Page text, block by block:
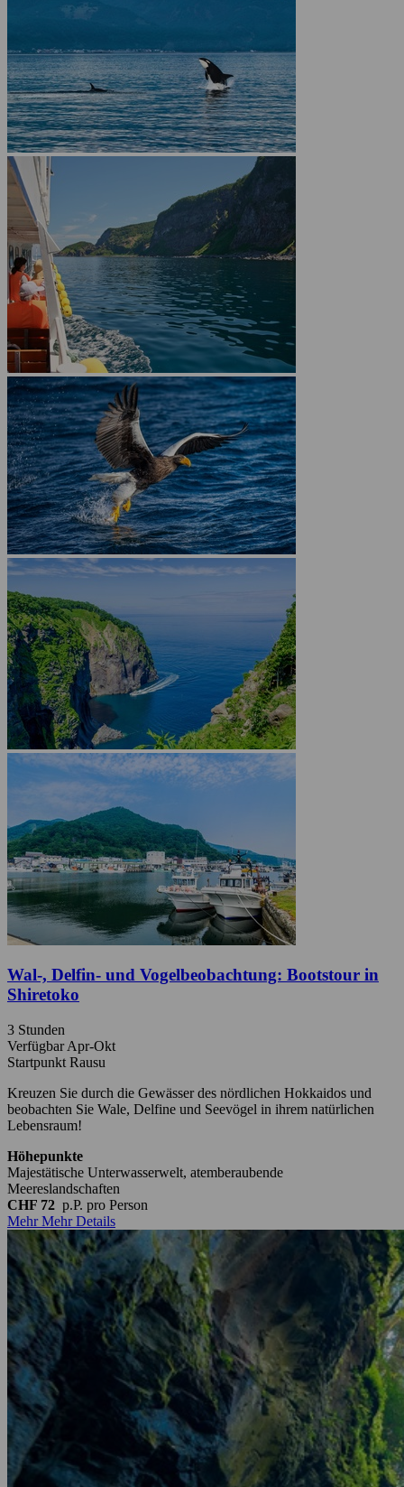
Wal-, Delfin- und Vogelbeobachtung: Bootstour in
Shiretoko
3 Stunden
Verfügbar Apr-Okt
Startpunkt Rausu
Kreuzen Sie durch die Gewässer des nördlichen Hokkaidos und
beobachten Sie Wale, Delfine und Seevögel in ihrem natürlichen
Lebensraum!
Höhepunkte
Majestätische Unterwasserwelt, atemberaubende
Meereslandschaften
CHF 72 p.P. pro Person
Mehr Mehr Details